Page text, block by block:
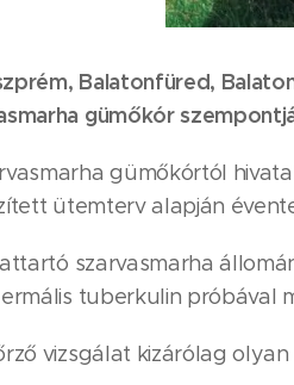
Balatonfüred,
gümőkór
gümőkórtól
ütemterv alapján
szarvasmarha
tuberkulin próbával
vizsgálat kizárólag